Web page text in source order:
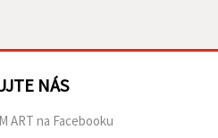
NÁS
ART na Facebooku